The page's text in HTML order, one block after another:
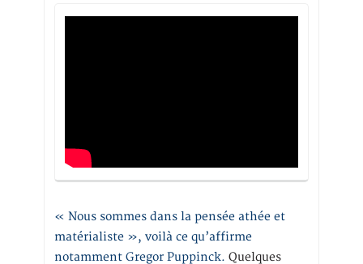
« Nous sommes dans la pensée athée et
matérialiste », voilà ce qu’affirme
notamment Gregor Puppinck. Quelques